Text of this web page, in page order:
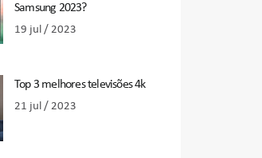
Samsung 2023?
19 jul / 2023
Top 3 melhores televisões 4k
21 jul / 2023